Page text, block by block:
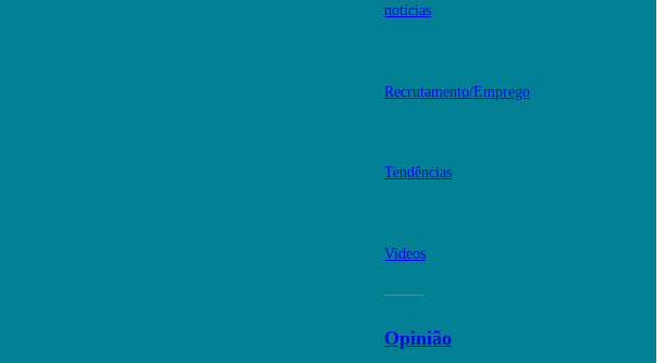
notícias
Recrutamento/Emprego
Tendências
Videos
Opinião